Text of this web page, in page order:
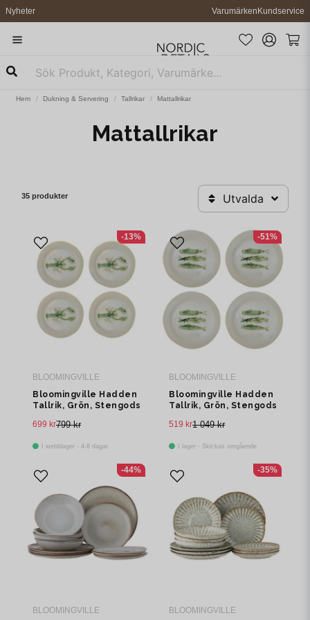
Nyheter VarumärkenKundservice
Hem Dukning & Servering Tallrikar Mattallrikar
Mattallrikar
35 produkter Utvalda
BLOOMINGVILLE
Bloomingville Hadden
Tallrik, Grön, Stengods
799 kr
699 kr
I webblager - 4-8 dagar
-13%
BLOOMINGVILLE
Bloomingville Hadden
Tallrik, Grön, Stengods
1 049 kr
519 kr
I lager - Skickas omgående
-51%
BLOOMINGVILLE
-44%
BLOOMINGVILLE
-35%